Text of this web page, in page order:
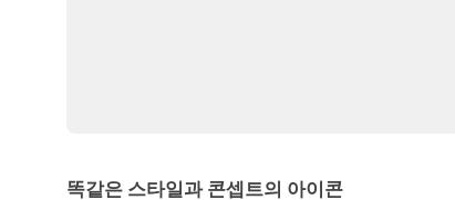
똑같은 스타일과 콘셉트의 아이콘